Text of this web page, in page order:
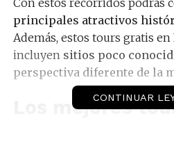
principales atractivos
Además, estos tours gratis
incluyen sitios poco
perspectiva diferente de la
Los mejores
CONTINUAR